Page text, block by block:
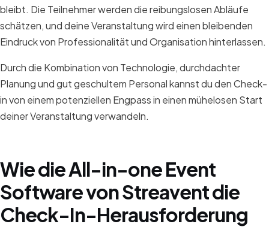
bleibt. Die Teilnehmer werden die reibungslosen Abläufe
schätzen, und deine Veranstaltung wird einen bleibenden
Eindruck von Professionalität und Organisation hinterlassen.
Durch die Kombination von Technologie, durchdachter
Planung und gut geschultem Personal kannst du den Check-
in von einem potenziellen Engpass in einen mühelosen Start
deiner Veranstaltung verwandeln.
Wie die All-in-one Event
Software von Streavent die
Check-In-Herausforderung